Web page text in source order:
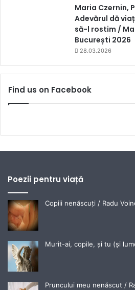
Maria Czernin,
Adevărul dă
să-l rostim /
București 2026
28.03.2026
Find us on Facebook
Poezii pentru viață
Copiii nenăscuți / Radu
Murit-ai, copile, și tu (și
Pruncului meu nenăscut /